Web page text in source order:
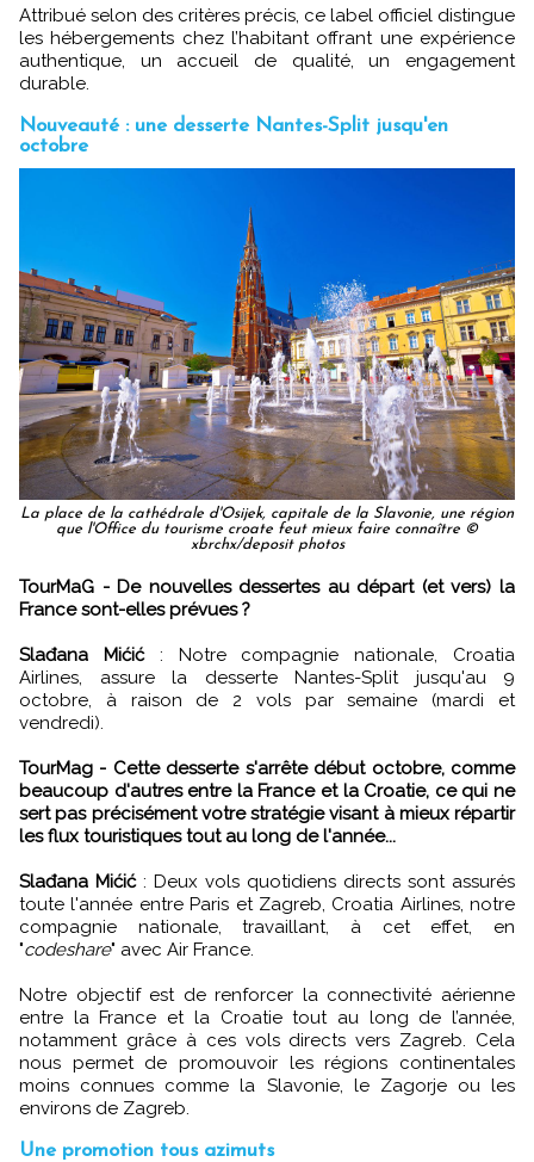
Attribué selon des critères précis, ce label officiel distingue
les hébergements chez l’habitant offrant une expérience
authentique, un accueil de qualité, un engagement
durable.
Nouveauté : une desserte Nantes-Split jusqu'en
octobre
La place de la cathédrale d'Osijek, capitale de la Slavonie, une région
que l'Office du tourisme croate feut mieux faire connaître ©
xbrchx/deposit photos
TourMaG - De nouvelles dessertes au départ (et vers) la
France sont-elles prévues ?
Slađana Mićić : Notre compagnie nationale, Croatia
Airlines, assure la desserte Nantes-Split jusqu'au 9
octobre, à raison de 2 vols par semaine (mardi et
vendredi).
TourMag - Cette desserte s'arrête début octobre, comme
beaucoup d'autres entre la France et la Croatie, ce qui ne
sert pas précisément votre stratégie visant à mieux répartir
les flux touristiques tout au long de l'année...
Slađana Mićić: Deux vols quotidiens directs sont assurés
toute l'année entre Paris et Zagreb, Croatia Airlines, notre
compagnie nationale, travaillant, à cet effet, en
"codeshare" avec Air France.
Notre objectif est de renforcer la connectivité aérienne
entre la France et la Croatie tout au long de l’année,
notamment grâce à ces vols directs vers Zagreb. Cela
nous permet de promouvoir les régions continentales
moins connues comme la Slavonie, le Zagorje ou les
environs de Zagreb.
Une promotion tous azimuts